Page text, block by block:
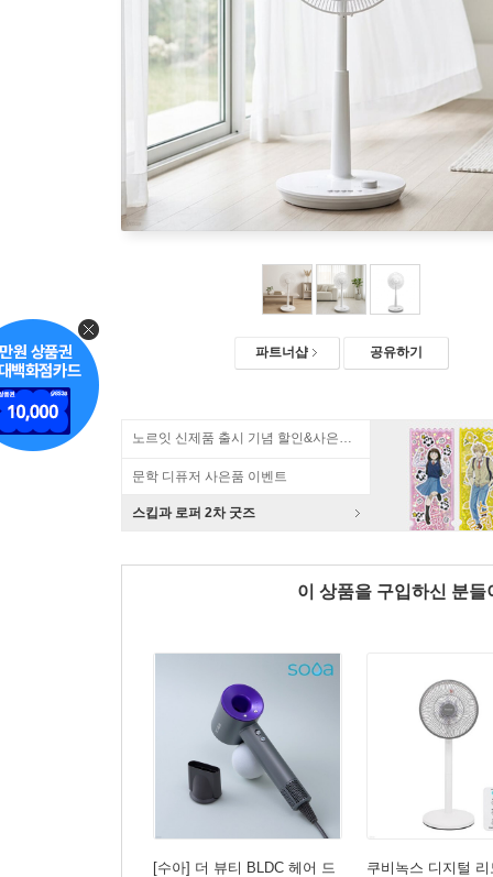
파트너샵 공유하기
노르잇 신제품 출시 기념 할인&사은품 증정!
문학 디퓨저 사은품 이벤트
스킵과 로퍼 2차 굿즈
이 상품을 구입하신 분
[수아] 더 뷰티 BLDC 헤어 드
쿠비녹스 디지털